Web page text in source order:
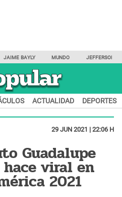
JAIME BAYLY MUNDO JEFFERSON
ACTUALIDAD DEPORTES
29 JUN 2021 | 22:06 H
Guadalupe
viral en
2021